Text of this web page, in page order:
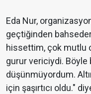
Eda Nur,
geçtiğinden
hissettim, çok mutlu
gurur vericiydi. Böyle
düşünmüyordum.
için şaşırtıcı oldu."